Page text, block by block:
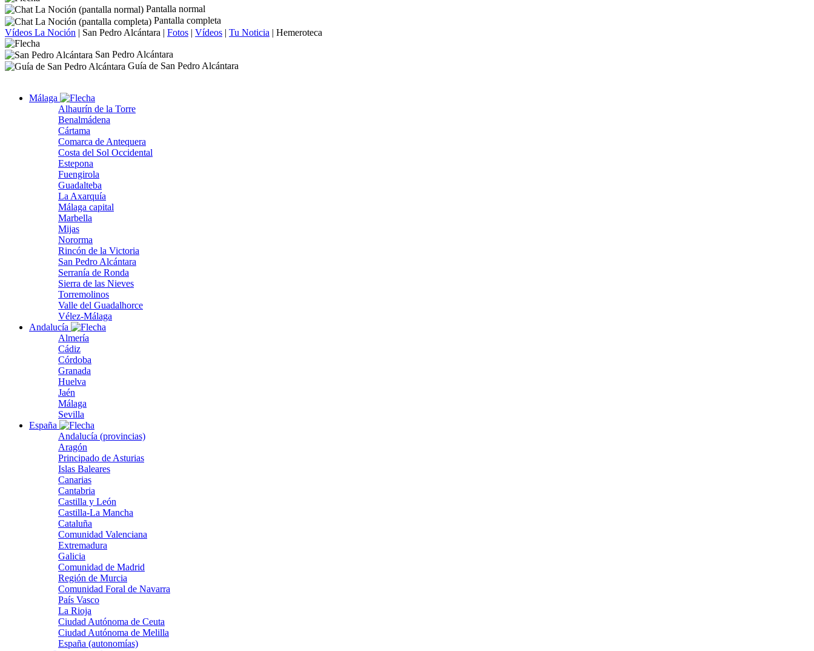
Pantalla normal
Pantalla completa
Vídeos La Noción | San Pedro Alcántara | Fotos | Vídeos | Tu Noticia | Hemeroteca
San Pedro Alcántara
Guía de San Pedro Alcántara
Málaga
Alhaurín de la Torre
Benalmádena
Cártama
Comarca de Antequera
Costa del Sol Occidental
Estepona
Fuengirola
Guadalteba
La Axarquía
Málaga capital
Marbella
Mijas
Nororma
Rincón de la Victoria
San Pedro Alcántara
Serranía de Ronda
Sierra de las Nieves
Torremolinos
Valle del Guadalhorce
Vélez-Málaga
Andalucía
Almería
Cádiz
Córdoba
Granada
Huelva
Jaén
Málaga
Sevilla
España
Andalucía (provincias)
Aragón
Principado de Asturias
Islas Baleares
Canarias
Cantabria
Castilla y León
Castilla-La Mancha
Cataluña
Comunidad Valenciana
Extremadura
Galicia
Comunidad de Madrid
Región de Murcia
Comunidad Foral de Navarra
País Vasco
La Rioja
Ciudad Autónoma de Ceuta
Ciudad Autónoma de Melilla
España (autonomías)